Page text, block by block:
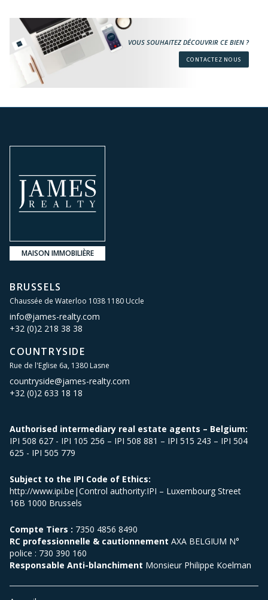
VOUS SOUHAITEZ DÉCOUVRIR CE BIEN ?
CONTACTEZ NOUS
MAISON IMMOBILIÈRE
BRUSSELS
Chaussée de Waterloo 1038 1180 Uccle
info@james-realty.com
+32 (0)2 218 38 38
COUNTRYSIDE
Rue de l'Eglise 6a, 1380 Lasne
countryside@james-realty.com
+32 (0)2 633 18 18
Authorised intermediary real estate agents – Belgium:
IPI 508 627 - IPI 105 256 – IPI 508 881 – IPI 515 243 – IPI 504
625 - IPI 505 779
Subject to the IPI Code of Ethics:
http://www.ipi.be|Control authority:IPI – Luxembourg Street
16B 1000 Brussels
Compte Tiers : 7350 4856 8490
RC professionnelle & cautionnement AXA BELGIUM N°
police : 730 390 160
Responsable Anti-blanchiment Monsieur Philippe Koelman